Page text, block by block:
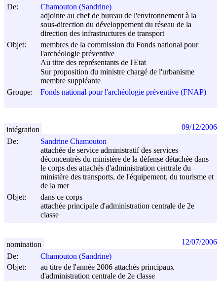
De:
Chamouton (Sandrine)
adjointe au chef de bureau de l'environnement à la
sous-direction du développement du réseau de la
direction des infrastructures de transport
Objet:
membres de la commission du Fonds national pour
l'archéologie préventive
Au titre des représentants de l'Etat
Sur proposition du ministre chargé de l'urbanisme
membre suppléante
Groupe:
Fonds national pour l'archéologie préventive (FNAP)
De:
Sandrine Chamouton
attachée de service administratif des services
déconcentrés du ministère de la défense détachée dans
le corps des attachés d'administration centrale du
ministère des transports, de l'équipement, du tourisme et
de la mer
Objet:
dans ce corps
attachée principale d'administration centrale de 2e
classe
intégration 09/12/2006
De:
Chamouton (Sandrine)
Objet:
au titre de l'année 2006 attachés principaux
d'administration centrale de 2e classe
nomination 12/07/2006